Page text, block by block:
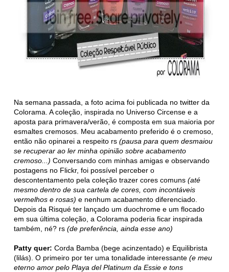
Na semana passada, a foto acima foi publicada no twitter da
Colorama. A coleção, inspirada no Universo Circense e a
aposta para primavera/verão, é composta em sua maioria por
esmaltes cremosos. Meu acabamento preferido é o cremoso,
então não opinarei a respeito rs(pausa para quem desmaiou
se recuperar ao ler minha opinião sobre acabamento
cremoso...) Conversando com minhas amigas e observando
postagens no Flickr, foi possível perceber o
descontentamento pela coleção trazer cores comuns(até
mesmo dentro de sua cartela de cores, com incontáveis
vermelhos e rosas) e nenhum acabamento diferenciado.
Depois da Risqué ter lançado um duochrome e um flocado
em sua última coleção, a Colorama poderia ficar inspirada
também, né? rs(de preferência, ainda esse ano)
Patty quer: Corda Bamba (bege acinzentado) e Equilibrista
(lilás). O primeiro por ter uma tonalidade interessante (e meu
eterno amor pelo Playa del Platinum da Essie e tons